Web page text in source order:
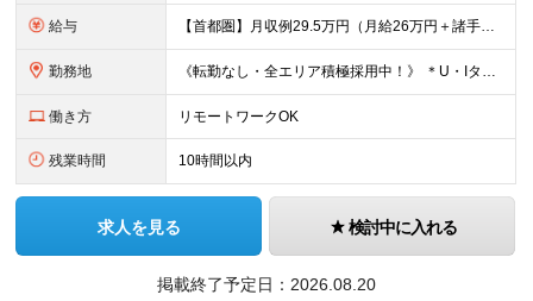
給与 【首都圏】月収例29.5万円（月給26万円＋諸手当） 【東海・関西】月収例28.5万円（月給25万円＋諸手当） 【九州】月収例26万円（月給23万円＋諸手当） ※経験・スキル・前職給与を踏まえ、総合
勤務地 《転勤なし・全エリア積極採用中！》 ＊U・Iターンも歓迎 ＊研修はオンライン実施 ★勤務エリアは下記よりお選びいただけます★ 【首都圏】東京・神奈川・千葉・埼玉 【東海】愛知 【関西】大阪、京都、兵庫
働き方 リモートワークOK
残業時間 10時間以内
求人を見る 検討中に入れる
掲載終了予定日： 2026.08.20